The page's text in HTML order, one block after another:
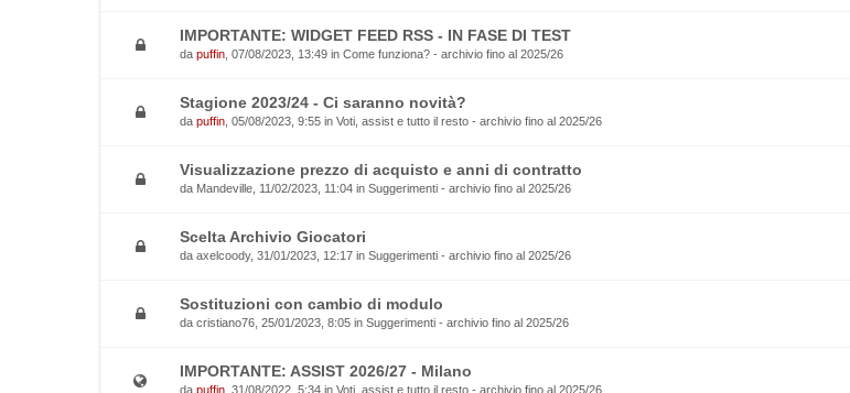
IMPORTANTE: WIDGET FEED RSS - IN FASE DI TEST
da puffin , 07/08/2023, 13:49 in Come funziona? - archivio fino al 2025/26
Stagione 2023/24 - Ci saranno novità?
da puffin , 05/08/2023, 9:55 in Voti, assist e tutto il resto - archivio fino al 2025/26
Visualizzazione prezzo di acquisto e anni di contratto
da Mandeville , 11/02/2023, 11:04 in Suggerimenti - archivio fino al 2025/26
Scelta Archivio Giocatori
da axelcoody, 31/01/2023, 12:17 in Suggerimenti - archivio fino al 2025/26
Sostituzioni con cambio di modulo
da cristiano76 , 25/01/2023, 8:05 in Suggerimenti - archivio fino al 2025/26
IMPORTANTE: ASSIST 2026/27 - Milano
da puffin , 31/08/2022, 5:34 in Voti, assist e tutto il resto - archivio fino al 2025/26